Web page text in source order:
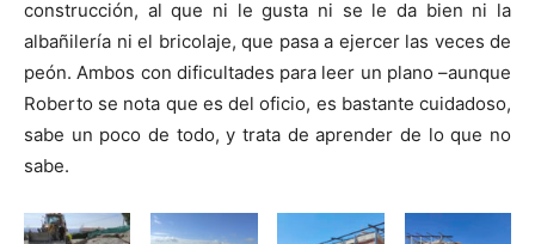
construcción, al que ni le gusta ni se le da bien ni la
albañilería ni el bricolaje, que pasa a ejercer las veces de
peón. Ambos con dificultades para leer un plano –aunque
Roberto se nota que es del oficio, es bastante cuidadoso,
sabe un poco de todo, y trata de aprender de lo que no
sabe.